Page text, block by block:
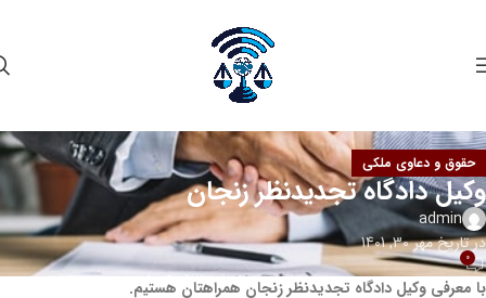
حقوق و دعاوی ملکی
وکیل دادگاه تجدیدنظر زنجان
admin
در تاریخ مهر 30, 1401
0
با معرفی وکیل دادگاه تجدیدنظر زنجان همراهتان هستیم.